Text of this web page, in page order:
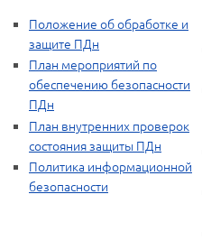
Положение об обработке и
защите ПДн
План мероприятий по
обеспечению безопасности
ПДн
План внутренних проверок
состояния защиты ПДн
Политика информационной
безопасности